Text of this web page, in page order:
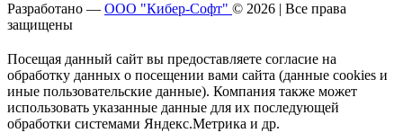
Разработано — ООО "Кибер-Софт" © 2026 | Все права
защищены
Посещая данный сайт вы предоставляете согласие на
обработку данных о посещении вами сайта (данные cookies и
иные пользовательские данные). Компания также может
использовать указанные данные для их последующей
обработки системами Яндекс.Метрика и др.